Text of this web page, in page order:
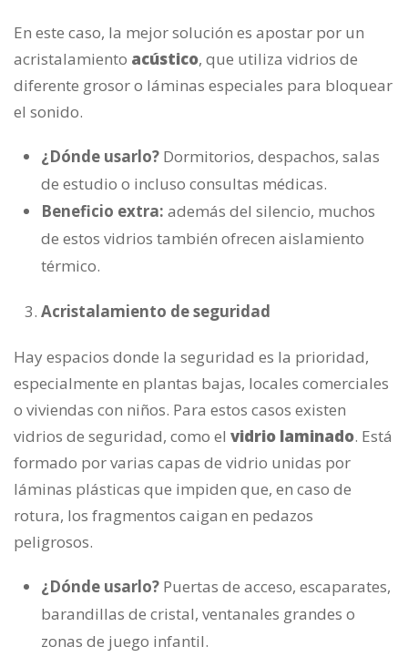
En este caso, la mejor solución es apostar por un
acristalamiento acústico, que utiliza vidrios de
diferente grosor o láminas especiales para bloquear
el sonido.
¿Dónde usarlo? Dormitorios, despachos, salas
de estudio o incluso consultas médicas.
Beneficio extra: además del silencio, muchos
de estos vidrios también ofrecen aislamiento
térmico.
Acristalamiento de seguridad
Hay espacios donde la seguridad es la prioridad,
especialmente en plantas bajas, locales comerciales
o viviendas con niños. Para estos casos existen
vidrios de seguridad, como el vidrio laminado. Está
formado por varias capas de vidrio unidas por
láminas plásticas que impiden que, en caso de
rotura, los fragmentos caigan en pedazos
peligrosos.
¿Dónde usarlo? Puertas de acceso, escaparates,
barandillas de cristal, ventanales grandes o
zonas de juego infantil.